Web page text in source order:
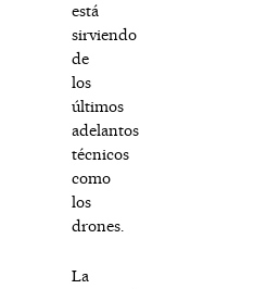
está
sirviendo
de
los
últimos
adelantos
técnicos
como
los
drones.
La